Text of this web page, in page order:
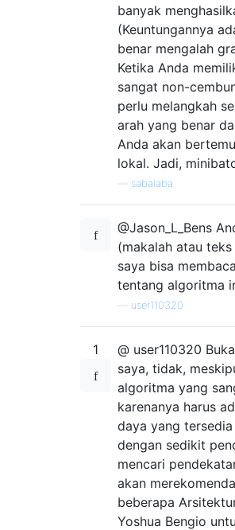
banyak
(Keuntungannya
benar mengalah
Ketika Anda
sangat non-
perlu melangkah
arah yang benar
Anda akan
lokal. Jadi,
sabalaba
@Jason_L_Bens
(makalah atau
saya bisa
tentang algoritma
user110320
1
@ user110320
saya, tidak,
algoritma yang
karenanya harus
daya yang
dengan sedikit
mencari
akan
beberapa
Yoshua Bengio